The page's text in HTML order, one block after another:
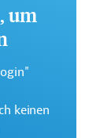
Unfälle an
Die
2024 fertig
um
keinen